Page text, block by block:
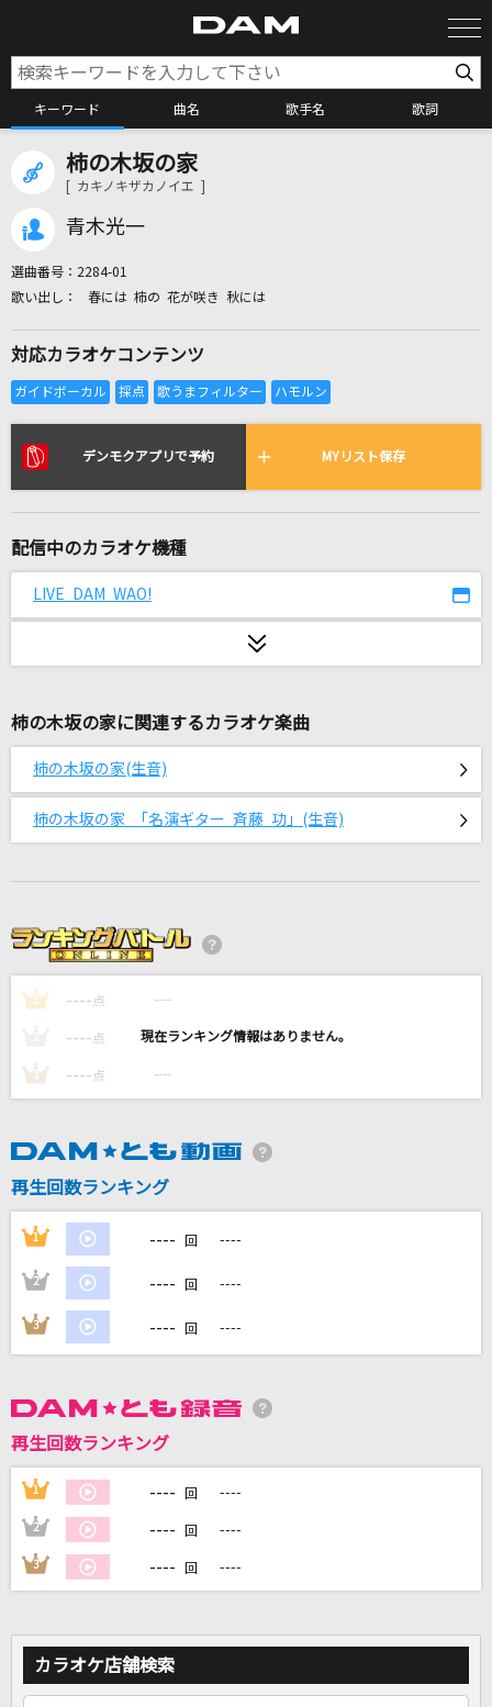
キーワード 曲名 歌手名 歌詞
カラオケ検索
全国りれき
リアルタイムで歌われている曲の一覧
lulu.
いけないボーダーライン
ダンスホール
Mrs. GREEN APPLE
r-906 feat.初音ミク
光あれ
Magic
サカナクション
[生音]バランス
This is LAST
もっと見る
カラオケ最新情報をチェック！
DAMに会員登録・ログインして
家族や友達と一緒に！練習にも！
柿の木坂の家
[ カキノキザカノイエ ]
青木光一
選曲番号： 2284-01
春には 柿の 花が咲き 秋には
対応カラオケコンテンツ
デンモクアプリで予約 MYリスト保存
配信中のカラオケ機種
LIVE DAM WAO!
柿の木坂の家に関連するカラオケ楽曲
柿の木坂の家(生音)
柿の木坂の家 「名演ギター 斉藤 功」(生音)
1 ---- 点 ----
---- 点 ----
3 ---- 点 ----
再生回数ランキング
1 ---- 回 ----
2 ---- 回 ----
3 ---- 回 ----
再生回数ランキング
1 ---- 回 ----
2 ---- 回 ----
3 ---- 回 ----
カラオケ店舗検索